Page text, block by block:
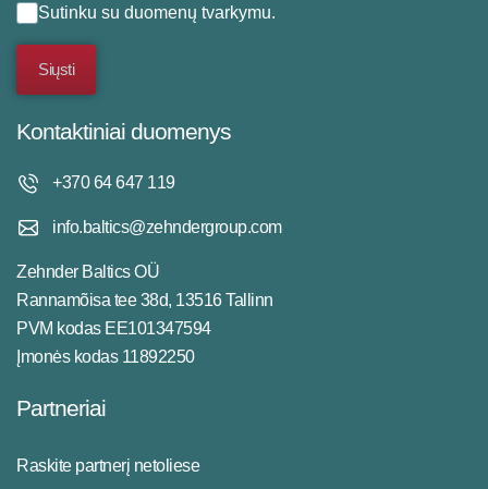
Sutinku su duomenų tvarkymu.
Kontaktiniai duomenys
+370 64 647 119
info.baltics@zehndergroup.com
Zehnder Baltics OÜ
Rannamõisa tee 38d, 13516 Tallinn
PVM kodas EE101347594
Įmonės kodas 11892250
Partneriai
Raskite partnerį netoliese